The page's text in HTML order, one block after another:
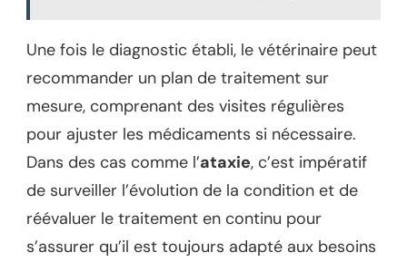
Une fois le diagnostic établi, le vétérinaire peut
recommander un plan de traitement sur
mesure, comprenant des visites régulières
pour ajuster les médicaments si nécessaire.
Dans des cas comme l’ataxie, c’est impératif
de surveiller l’évolution de la condition et de
réévaluer le traitement en continu pour
s’assurer qu’il est toujours adapté aux besoins